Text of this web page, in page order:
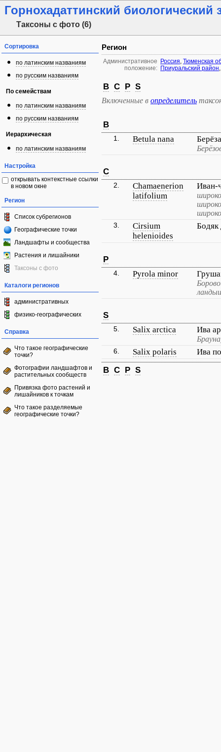
Горнохадаттинский биологический
Таксоны с фото (6)
Сортировка
по латинским названиям
по русским названиям
По семействам
по латинским названиям
по русским названиям
Иерархическая
по латинским названиям
Настройка
открывать контекстные ссылки
в новом окне
Регион
Список субрегионов
Географические точки
Ландшафты и сообщества
Растения и лишайники
Таксоны с фото
Каталоги регионов
административных
физико-географических
Справка
Что такое географические
точки?
Фотографии ландшафтов и
растительных сообществ
Привязка фото растений и
лишайников к точкам
Что такое разделяемые
географические точки?
Регион
Административное
положение:
Россия, Тюменская
Приуральский район
B C P S
Включенные в определитель
B
1. Betula nana
C
2.
Chamaenerion
latifolium
Иван-
3.
Cirsium
helenioides
Бодяк
P
4. Pyrola minor
S
5. Salix arctica Ива
6. Salix polaris
Ива
B C P S